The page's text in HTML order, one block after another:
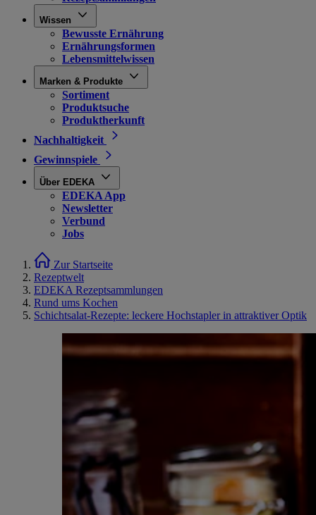
Wissen
Bewusste Ernährung
Ernährungsformen
Lebensmittelwissen
Marken & Produkte
Sortiment
Produktsuche
Produktherkunft
Nachhaltigkeit
Gewinnspiele
Über EDEKA
EDEKA App
Newsletter
Verbund
Jobs
Zur Startseite
Rezeptwelt
EDEKA Rezeptsammlungen
Rund ums Kochen
Schichtsalat-Rezepte: leckere Hochstapler in attraktiver Optik